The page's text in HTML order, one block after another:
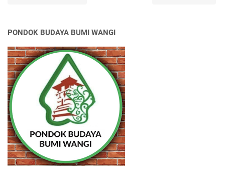
PONDOK BUDAYA BUMI WANGI